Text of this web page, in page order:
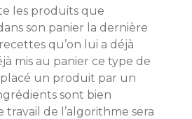
les produits que
son panier la dernière
qu’on lui a déjà
mis au panier ce type de
un produit par un
sont bien
travail de l’algorithme sera